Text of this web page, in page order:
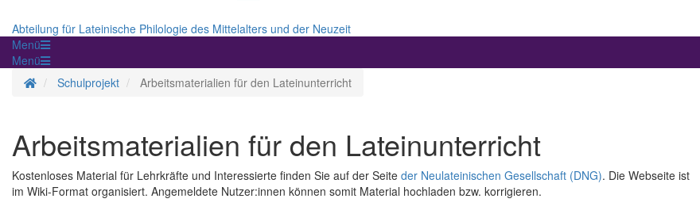
Abteilung für Lateinische Philologie des Mittelalters und der Neuzeit
Menü
Menü
Homepage
Schulprojekt Arbeitsmaterialien für den Lateinunterricht
Arbeitsmaterialien für den Lateinunterricht
Kostenloses Material für Lehrkräfte und Interessierte finden Sie auf der Seite der Neulateinischen Gesellschaft (DNG). Die Webseite ist
im Wiki-Format organisiert. Angemeldete Nutzer:innen können somit Material hochladen bzw. korrigieren.